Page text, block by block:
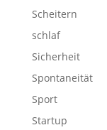
Scheitern
schlaf
Sicherheit
Spontaneität
Sport
Startup